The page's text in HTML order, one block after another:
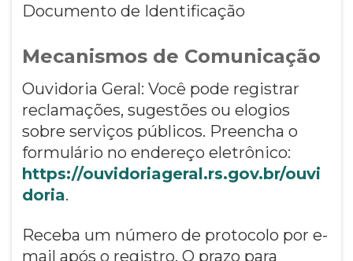
Documento de Identificação
Mecanismos de Comunicação
Ouvidoria Geral: Você pode registrar
reclamações, sugestões ou elogios
sobre serviços públicos. Preencha o
formulário no endereço eletrônico:
https://ouvidoriageral.rs.gov.br/ouvi
doria.
Receba um número de protocolo por e-
mail após o registro. O prazo para